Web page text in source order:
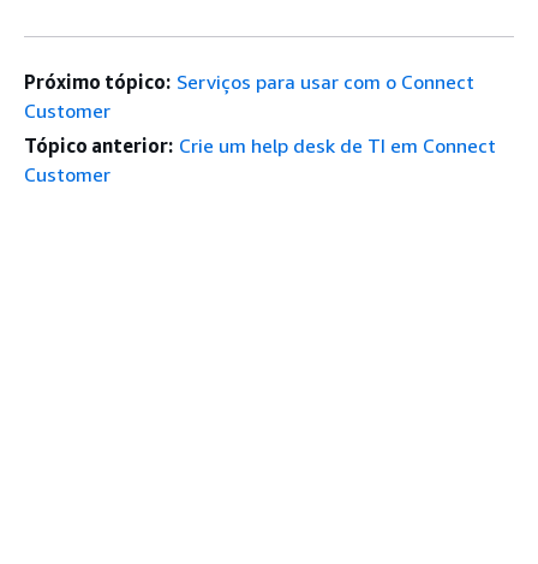
Próximo tópico: Serviços para usar com o Connect
Customer
Tópico anterior: Crie um help desk de TI em Connect
Customer